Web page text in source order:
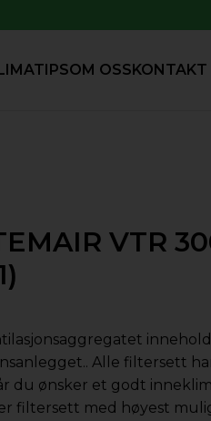
OM OSSKONTAKT
VTR
Alle filtersett
du ønsker et godt
filtersett med høyest